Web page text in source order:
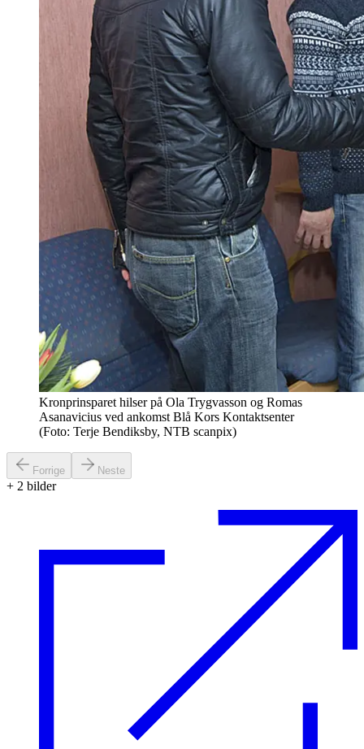
Kronprinsparet hilser på Ola Trygvasson og Romas
Asanavicius ved ankomst Blå Kors Kontaktsenter
(Foto: Terje Bendiksby, NTB scanpix)
Forrige Neste
+ 2 bilder